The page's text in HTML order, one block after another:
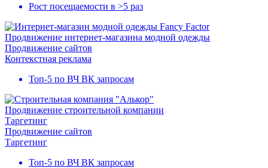
Рост посещаемости в >5 раз
Продвижение интернет-магазина модной одежды
Продвижение сайтов
Контекстная реклама
Топ-5 по ВЧ ВК запросам
Продвижение строительной компании
Таргетинг
Продвижение сайтов
Таргетинг
Топ-5 по ВЧ ВК запросам